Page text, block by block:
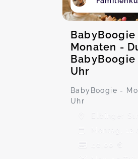
Monaten -
BabyBoogie
Uhr
BabyBoogie -
Uhr
Elbinger
Montag,
40,00 €